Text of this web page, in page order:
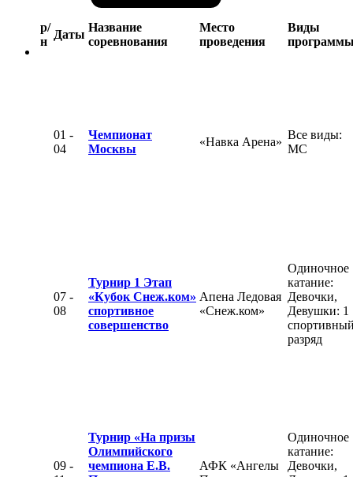
р/
н
Даты
Название
соревнования
Место
проведения
Виды
01 -
04
Чемпионат
Москвы
«Навка Арена»
Все виды:
МС
07 -
08
Турнир 1 Этап
«Кубок Снеж.ком»
спортивное
совершенство
Апена Ледовая
«Снеж.ком»
Одиночное
катание:
Девочки,
Девушки: 1
разряд
09 -
Турнир «На призы
Олимпийского
чемпиона Е.В.
АФК «Ангелы
Одиночное
катание:
Девочки,